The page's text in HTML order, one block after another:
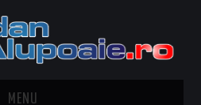
MENU